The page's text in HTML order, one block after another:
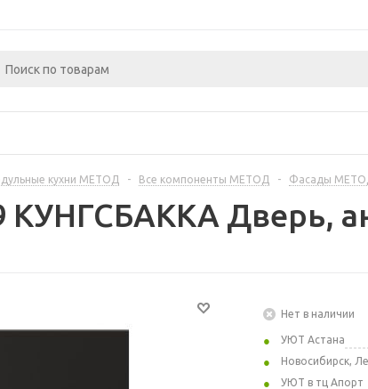
кухни МЕТОД - Все компоненты МЕТОД - Фасады
КУНГСБАККА Дверь,
Нет в наличии
УЮТ Астана
Новосибирск,
УЮТ в тц Апорт